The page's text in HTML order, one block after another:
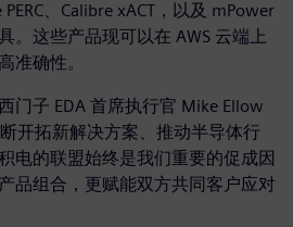
、Calibre xACT，以及 mPower
。这些产品现可以在 AWS 云端上
准确性。
门子 EDA 首席执行官 Mike Ellow
开拓新解决方案、推动半导体行
电的联盟始终是我们重要的促成因
品组合，更赋能双方共同客户应对